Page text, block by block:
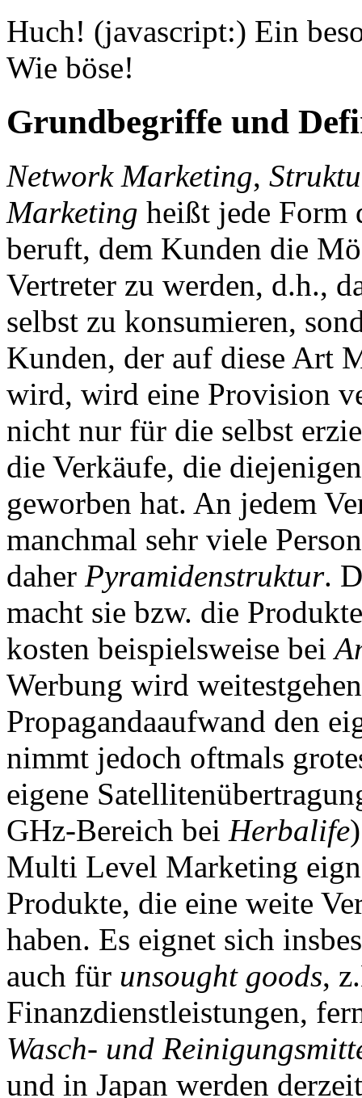
Huch! (javascript:) Ein
Wie böse!
Grundbegriffe und
Network Marketing,
Marketing heißt jede Form
beruft, dem Kunden die
Vertreter zu werden, d.h.,
selbst zu konsumieren,
Kunden, der auf diese Art
wird, wird eine Provision
nicht nur für die selbst
die Verkäufe, die
geworben hat. An jedem
manchmal sehr viele
daher Pyramidenstruktur.
macht sie bzw. die
kosten beispielsweise bei
Werbung wird
Propagandaaufwand den
nimmt jedoch oftmals
eigene
GHz-Bereich bei Herbalife
Multi Level Marketing
Produkte, die eine weite
haben. Es eignet sich
auch für unsought goods,
Finanzdienstleistungen,
Wasch- und
und in Japan werden